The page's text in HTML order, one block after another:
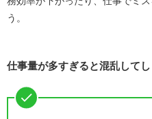
う。
仕事量が多すぎると混乱してし